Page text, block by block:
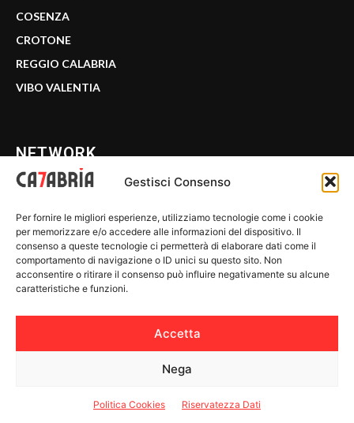
Gestisci Consenso
Per fornire le migliori esperienze, utilizziamo tecnologie come i cookie
per memorizzare e/o accedere alle informazioni del dispositivo. Il
consenso a queste tecnologie ci permetterà di elaborare dati come il
comportamento di navigazione o ID unici su questo sito. Non
acconsentire o ritirare il consenso può influire negativamente su alcune
caratteristiche e funzioni.
Accetta
Nega
Politica Cookies Riservatezza Dati
COSENZA
CROTONE
REGGIO CALABRIA
VIBO VALENTIA
NETWORK
WE CALABRIA
C7 PLAY
MIX ZONE
Riservatezza Dati-Politica Cookies-Disclaimer